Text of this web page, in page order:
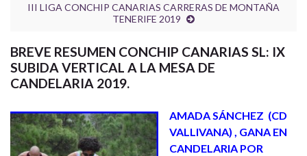
III LIGA CONCHIP CANARIAS CARRERAS DE MONTAÑA
TENERIFE 2019
BREVE RESUMEN CONCHIP CANARIAS SL: IX
SUBIDA VERTICAL A LA MESA DE
CANDELARIA 2019.
AMADA SÁNCHEZ (CD
VALLIVANA) , GANA EN
CANDELARIA POR